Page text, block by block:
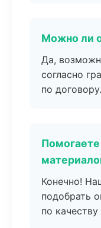
Можно ли
Да,
согласно
по договору.
Конечно!
подобрать
по